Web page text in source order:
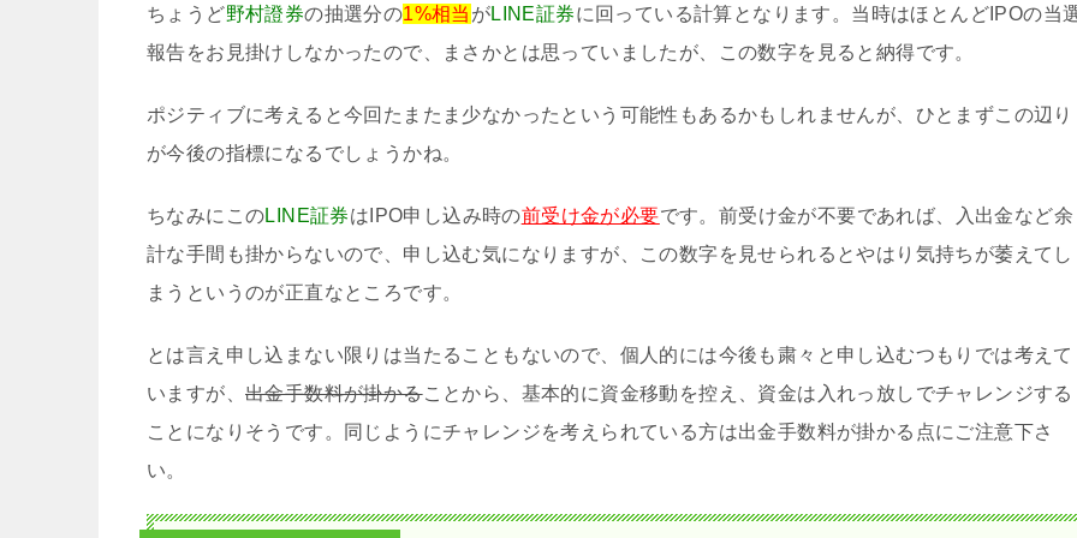
ちょうど野村證券の抽選分の1%相当 がLINE証券に回っている計算となります。当時はほとんどIPOの当
報告をお見掛けしなかったので、まさかとは思っていましたが、この数字を見ると納得です。
ポジティブに考えると今回たまたま少なかったという可能性もあるかもしれませんが、ひとまずこの辺り
が今後の指標になるでしょうかね。
ちなみにこのLINE証券はIPO申し込み時の前受け金が必要です。前受け金が不要であれば、入出金など余
計な手間も掛からないので、申し込む気になりますが、この数字を見せられるとやはり気持ちが萎えてし
まうというのが正直なところです。
とは言え申し込まない限りは当たることもないので、個人的には今後も粛々と申し込むつもりでは考えて
いますが、 出金手数料が掛かることから、基本的に資金移動を控え、資金は入れっ放しでチャレンジする
ことになりそうです。同じようにチャレンジを考えられている方は出金手数料が掛かる点にご注意下さ
い。